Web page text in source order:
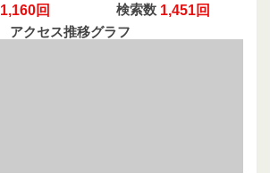
1,160回 検索数 1,451回
アクセス推移グラフ